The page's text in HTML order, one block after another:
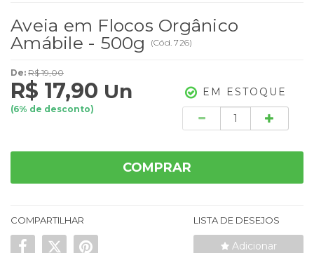
Aveia em Flocos Orgânico
Amábile - 500g
(Cód.726)
De: R$ 19,00
R$ 17,90 Un
(6% de desconto)
EM ESTOQUE
COMPRAR
COMPARTILHAR LISTA DE DESEJOS
Adicionar